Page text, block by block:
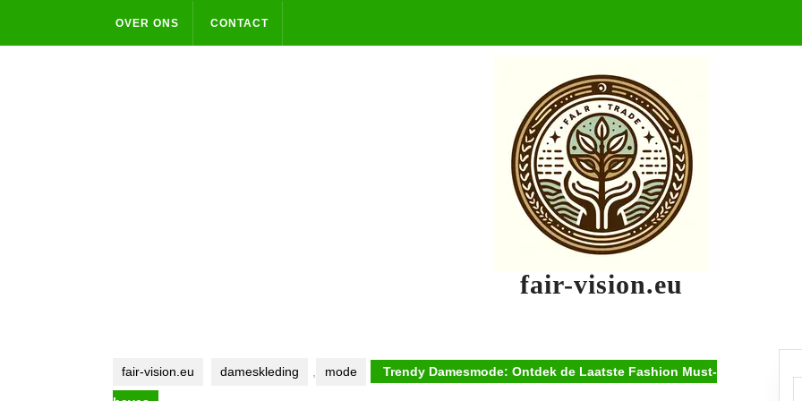
content
OVER ONS CONTACT
fair-vision.eu
fair-vision.eu dameskleding mode Trendy Damesmode: Ontdek de Laatste Fashion Must-